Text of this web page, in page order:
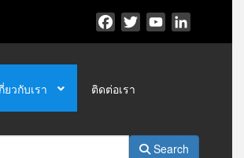
Facebook
TwitterYouTubeLinkedIn
ยวกับเรา ติดต่อเรา
Search